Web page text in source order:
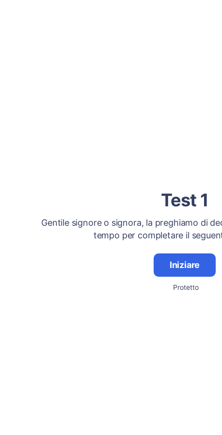
Test 1
Gentile signore o signora, la preghiamo di
tempo per completare il
Iniziare
Protetto